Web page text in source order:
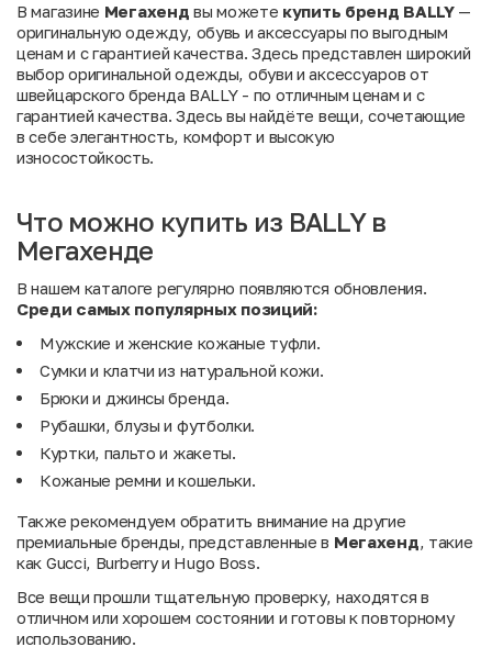
В магазине Мегахенд вы можете купить бренд BALLY—
оригинальную одежду, обувь и аксессуары по выгодным
ценам и с гарантией качества. Здесь представлен широкий
выбор оригинальной одежды, обуви и аксессуаров от
швейцарского бренда BALLY - по отличным ценам и с
гарантией качества. Здесь вы найдёте вещи, сочетающие
в себе элегантность, комфорт и высокую
износостойкость.
Что можно купить из BALLY в
Мегахенде
В нашем каталоге регулярно появляются обновления.
Среди самых популярных позиций:
Мужские и женские кожаные туфли.
Сумки и клатчи из натуральной кожи.
Брюки и джинсы бренда.
Рубашки, блузы и футболки.
Куртки, пальто и жакеты.
Кожаные ремни и кошельки.
Также рекомендуем обратить внимание на другие
премиальные бренды, представленные в Мегахенд, такие
как Gucci, Burberryи Hugo Boss.
Все вещи прошли тщательную проверку, находятся в
отличном или хорошем состоянии и готовы к повторному
использованию.